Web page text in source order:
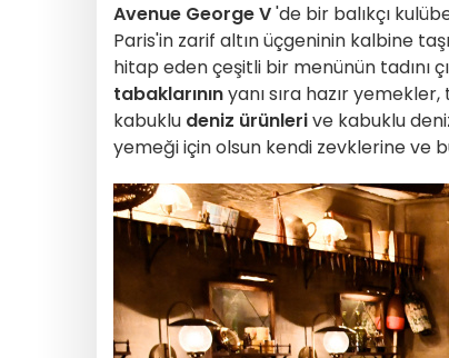
Avenue George V'de bir balıkçı
Paris'in zarif altın üçgeninin kalbine
hitap eden çeşitli bir menünün tadını
tabaklarınınyanı sıra hazır
kabuklu deniz ürünlerive kabuklu
yemeği için olsun kendi zevklerine ve